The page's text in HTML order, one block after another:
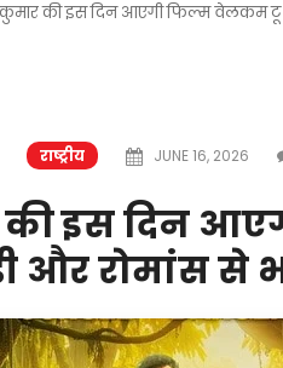
की इस दिन आएगी फिल्म वेलकम टू
राष्ट्रीय JUNE 16, 2026
की इस दिन
रोमांस से